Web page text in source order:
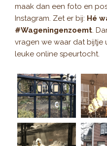
maak dan een foto en
Instagram. Zet er bij: Hé
#Wageningenzoemt.
vragen we waar dat bijtje
leuke online speurtocht.